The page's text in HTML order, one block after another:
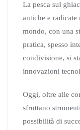
La pesca sul
antiche e
mondo, con una
pratica, spesso
condivisione, si
innovazioni
Oggi, oltre alle
sfruttano
possibilità di